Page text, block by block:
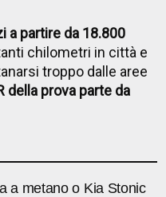
a partire da 18.800
chilometri in città e
troppo dalle aree
della prova parte da
a metano o Kia Stonic